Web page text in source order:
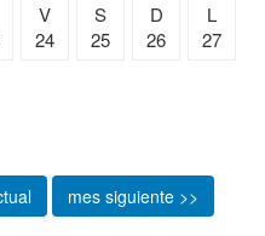
V
24
S
25
D
26
L
27
mes siguiente >>